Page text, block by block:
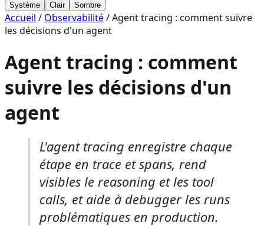
Système Clair Sombre
Accueil / Observabilité/Agent tracing : comment suivre
les décisions d'un agent
Agent tracing : comment
suivre les décisions d'un
agent
L'agent tracing enregistre chaque
étape en trace et spans, rend
visibles le reasoning et les tool
calls, et aide à debugger les runs
problématiques en production.